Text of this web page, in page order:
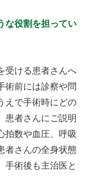
な役割を担ってい
受ける患者さんへ
術前には診察や問
えで手術時にどの
患者さんにご説明
拍数や血圧、呼吸
者さんの全身状態
手術後も主治医と